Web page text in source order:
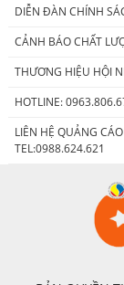
DIỄN ĐÀN CHÍNH
CẢNH BÁO CHẤT
THƯƠNG HIỆU HỘI
HOTLINE:
LIÊN HỆ QUẢNG
TEL:0988.624.621